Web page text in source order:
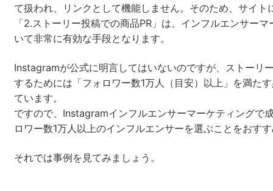
て扱われ、リンクとして機能しません。そのため、サイト
「2.ストーリー投稿での商品PR」は、インフルエンサー
いて非常に有効な手段となります。
Instagramが公式に明言してはいないのですが、ストーリ
するためには「フォロワー数1万人（目安）以上」を満た
ています。
ですので、Instagramインフルエンサーマーケティングで
ロワー数1万人以上のインフルエンサーを選ぶことをおす
それでは事例を見てみましょう。